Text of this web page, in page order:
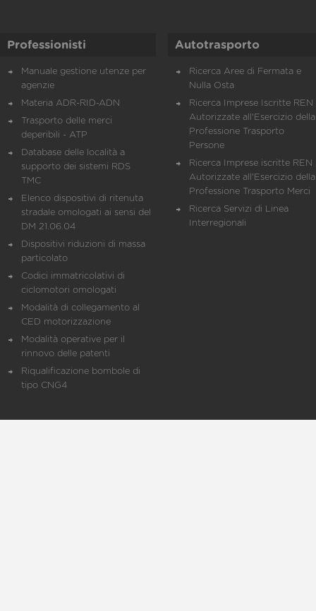
Professionisti
Manuale gestione utenze per
agenzie
Materia ADR-RID-ADN
Trasporto delle merci
deperibili - ATP
Database delle località a
supporto dei sistemi RDS
TMC
Elenco dispositivi di ritenuta
stradale omologati ai sensi del
DM 21.06.04
Dispositivi riduzioni di massa
particolato
Codici immatricolativi di
ciclomotori omologati
Modalità di collegamento al
CED motorizzazione
Modalità operative per il
rinnovo delle patenti
Riqualificazione bombole di
tipo CNG4
Autotrasporto
Ricerca Aree di Fermata e
Nulla Osta
Ricerca Imprese Iscritte REN
Autorizzate all'Esercizio della
Professione Trasporto
Persone
Ricerca Imprese iscritte REN
Autorizzate all'Esercizio della
Professione Trasporto Merci
Ricerca Servizi di Linea
Interregionali